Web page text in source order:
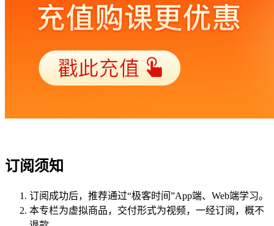
订阅须知
订阅成功后，推荐通过“极客时间”App端、Web端学习。
本专栏为虚拟商品，交付形式为视频，一经订阅，概不